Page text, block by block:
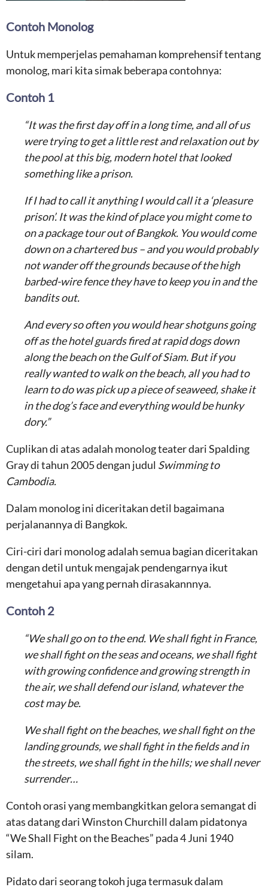
Contoh Monolog
Untuk memperjelas pemahaman komprehensif tentang
monolog, mari kita simak beberapa contohnya:
Contoh 1
“It was the first day off in a long time, and all of us
were trying to get a little rest and relaxation out by
the pool at this big, modern hotel that looked
something like a prison.
If I had to call it anything I would call it a ‘pleasure
prison’. It was the kind of place you might come to
on a package tour out of Bangkok. You would come
down on a chartered bus – and you would probably
not wander off the grounds because of the high
barbed-wire fence they have to keep you in and the
bandits out.
And every so often you would hear shotguns going
off as the hotel guards fired at rapid dogs down
along the beach on the Gulf of Siam. But if you
really wanted to walk on the beach, all you had to
learn to do was pick up a piece of seaweed, shake it
in the dog’s face and everything would be hunky
dory.”
Cuplikan di atas adalah monolog teater dari Spalding
Gray di tahun 2005 dengan judul Swimming to
Cambodia.
Dalam monolog ini diceritakan detil bagaimana
perjalanannya di Bangkok.
Ciri-ciri dari monolog adalah semua bagian diceritakan
dengan detil untuk mengajak pendengarnya ikut
mengetahui apa yang pernah dirasakannnya.
Contoh 2
“We shall go on to the end. We shall fight in France,
we shall fight on the seas and oceans, we shall fight
with growing confidence and growing strength in
the air, we shall defend our island, whatever the
cost may be.
We shall fight on the beaches, we shall fight on the
landing grounds, we shall fight in the fields and in
the streets, we shall fight in the hills; we shall never
surrender…
Contoh orasi yang membangkitkan gelora semangat di
atas datang dari Winston Churchill dalam pidatonya
“We Shall Fight on the Beaches” pada 4 Juni 1940
silam.
Pidato dari seorang tokoh juga termasuk dalam